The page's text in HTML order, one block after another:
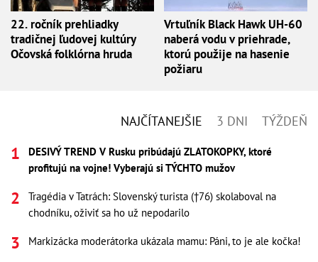
22. ročník prehliadky
tradičnej ľudovej kultúry
Očovská folklórna hruda
Vrtuľník Black Hawk UH-60
naberá vodu v priehrade,
ktorú použije na hasenie
požiaru
NAJČÍTANEJŠIE 3 DNI TÝŽDEŇ
DESIVÝ TREND V Rusku pribúdajú ZLATOKOPKY, ktoré
profitujú na vojne! Vyberajú si TÝCHTO mužov
Tragédia v Tatrách: Slovenský turista (†76) skolaboval na
chodníku, oživiť sa ho už nepodarilo
Markizácka moderátorka ukázala mamu: Páni, to je ale kočka!